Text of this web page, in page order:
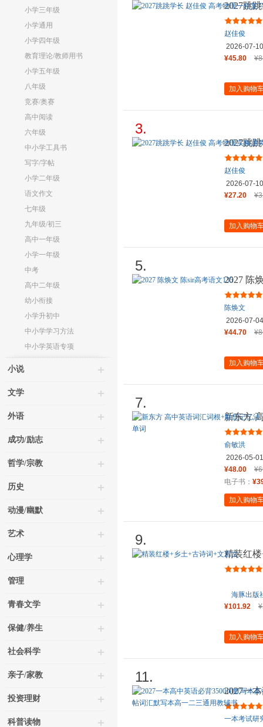
小学三年级
小学通用
小学四年级
教育理论/教师用书
小学五年级
八年级
竞赛/奥赛
高中阅读
六年级
中小学工具书
写字/字帖
小学二年级
语文作文
七年级
九年级/初三
高中一年级
小学一年级
中考
高中二年级
幼小衔接
小学升初中
中小学学习方法
中小学英语专项
小说
文学
外语
成功/励志
哲学/宗教
历史
动漫/幽默
艺术
心理学
管理
青春文学
保健/养生
社会科学
亲子/家教
投资理财
科普读物
2027跳
础强化
赵佳俊
2026-07-10
¥45.80
加入购物
3.
2027跳
讲
赵佳俊
2026-07-10
¥27.20
加入购物
5.
2027 陈
陈焕文
2026-07-04
¥44.70
加入购物
7.
新东方
序版 俞
俞敏洪
2026-05-01
¥48.00
电子书：
加入购物
9.
精装红
海豚出版
¥101.92
加入购物
11.
2027一
英语单
一本考试研